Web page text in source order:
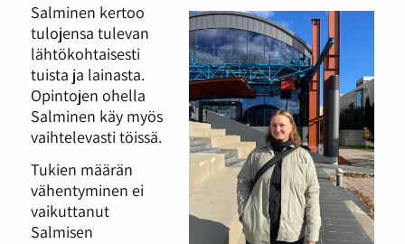
Salminen kertoo
tulojensa tulevan
lähtökohtaisesti
tuista ja lainasta.
Opintojen ohella
Salminen käy myös
vaihtelevasti töissä.
Tukien määrän
vähentyminen ei
vaikuttanut
Salmisen